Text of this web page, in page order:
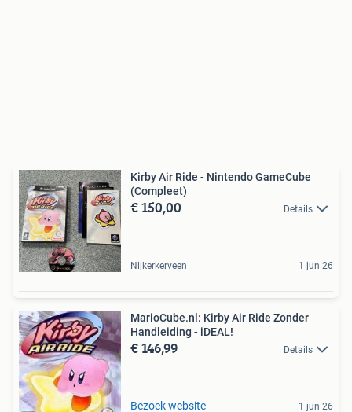
Kirby Air Ride - Nintendo GameCube
(Compleet)
€ 150,00 Details
Nijkerkerveen 1 jun 26
MarioCube.nl: Kirby Air Ride Zonder
Handleiding - iDEAL!
€ 146,99 Details
Bezoek website 1 jun 26